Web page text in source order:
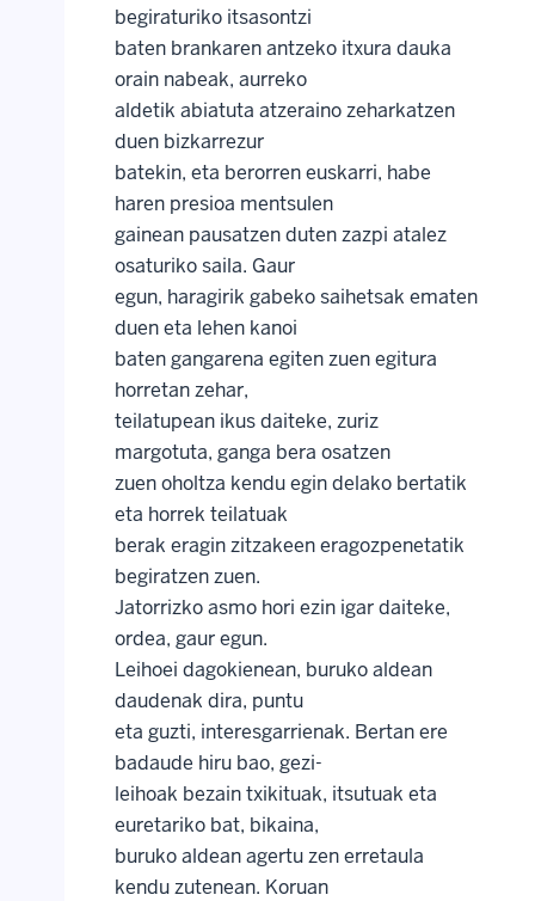
begiraturiko itsasontzi
baten brankaren antzeko itxura dauka
orain nabeak, aurreko
aldetik abiatuta atzeraino zeharkatzen
duen bizkarrezur
batekin, eta berorren euskarri, habe
haren presioa mentsulen
gainean pausatzen duten zazpi atalez
osaturiko saila. Gaur
egun, haragirik gabeko saihetsak ematen
duen eta lehen kanoi
baten gangarena egiten zuen egitura
horretan zehar,
teilatupean ikus daiteke, zuriz
margotuta, ganga bera osatzen
zuen oholtza kendu egin delako bertatik
eta horrek teilatuak
berak eragin zitzakeen eragozpenetatik
begiratzen zuen.
Jatorrizko asmo hori ezin igar daiteke,
ordea, gaur egun.
Leihoei dagokienean, buruko aldean
daudenak dira, puntu
eta guzti, interesgarrienak. Bertan ere
badaude hiru bao, gezi-
leihoak bezain txikituak, itsutuak eta
euretariko bat, bikaina,
buruko aldean agertu zen erretaula
kendu zutenean. Koruan